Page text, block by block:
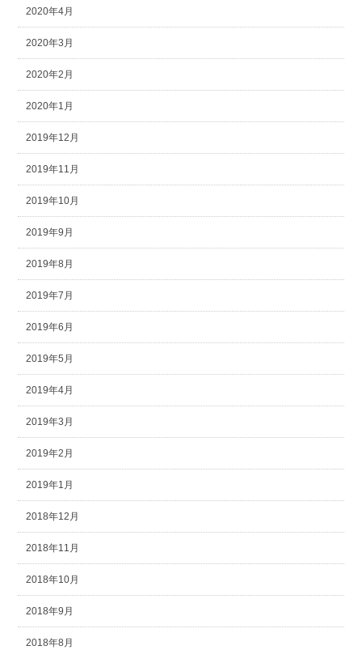
2020年4月
2020年3月
2020年2月
2020年1月
2019年12月
2019年11月
2019年10月
2019年9月
2019年8月
2019年7月
2019年6月
2019年5月
2019年4月
2019年3月
2019年2月
2019年1月
2018年12月
2018年11月
2018年10月
2018年9月
2018年8月